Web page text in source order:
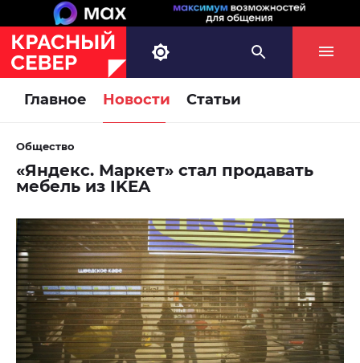
Главное Новости Статьи
Общество
«Яндекс. Маркет» стал продавать
мебель из IKEA